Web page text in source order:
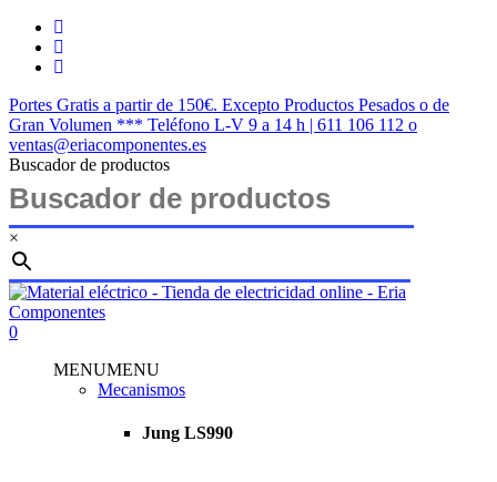
Saltar
contenido
twitter
facebook
instagram
Portes Gratis a partir de 150€. Excepto Productos Pesados o de
Gran Volumen *** Teléfono L-V 9 a 14 h | 611 106 112 o
ventas@eriacomponentes.es
Buscador de productos
×
Cerrar
búsqueda
buscar
account
0
MENUMENU
Mecanismos
Jung LS990